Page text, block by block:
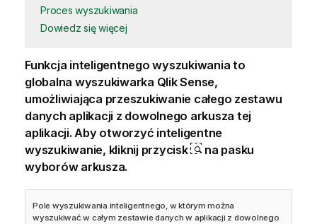
Proces wyszukiwania
Dowiedz się więcej
Funkcja inteligentnego wyszukiwania to
globalna wyszukiwarka Qlik Sense,
umożliwiająca przeszukiwanie całego zestawu
danych aplikacji z dowolnego arkusza tej
aplikacji. Aby otworzyć inteligentne
wyszukiwanie, kliknij przycisk
na pasku
wyborów arkusza.
Pole wyszukiwania inteligentnego, w którym można
wyszukiwać w całym zestawie danych w aplikacji z dowolnego